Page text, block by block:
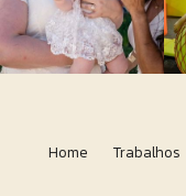
Home Trabalhos